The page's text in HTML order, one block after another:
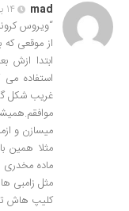
mad
۱۴ بهمن, ۱۳۹۸ در ۱۰:۱۲ ق٫ظ
“ویروس
از موقعی
ابتدا ازش
استفاده
غریب شکل
میسازن و
مثل زامبی
کلیپ هاش